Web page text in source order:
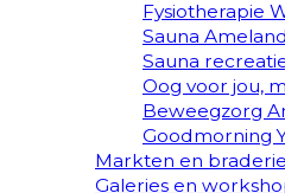
Fysiotherapie
Sauna
Sauna
Oog voor jou,
Beweegzorg
Goodmorning
Markten en
Galeries en